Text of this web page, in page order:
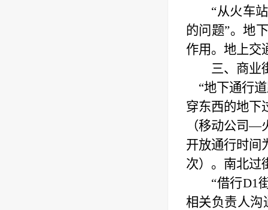
“从火车
的问题”。地
作用。地上交
三、商业
“地下通行
穿东西的地下
（移动公司—
开放通行时间
次）。 南北过
“借行D1
相关负责人沟